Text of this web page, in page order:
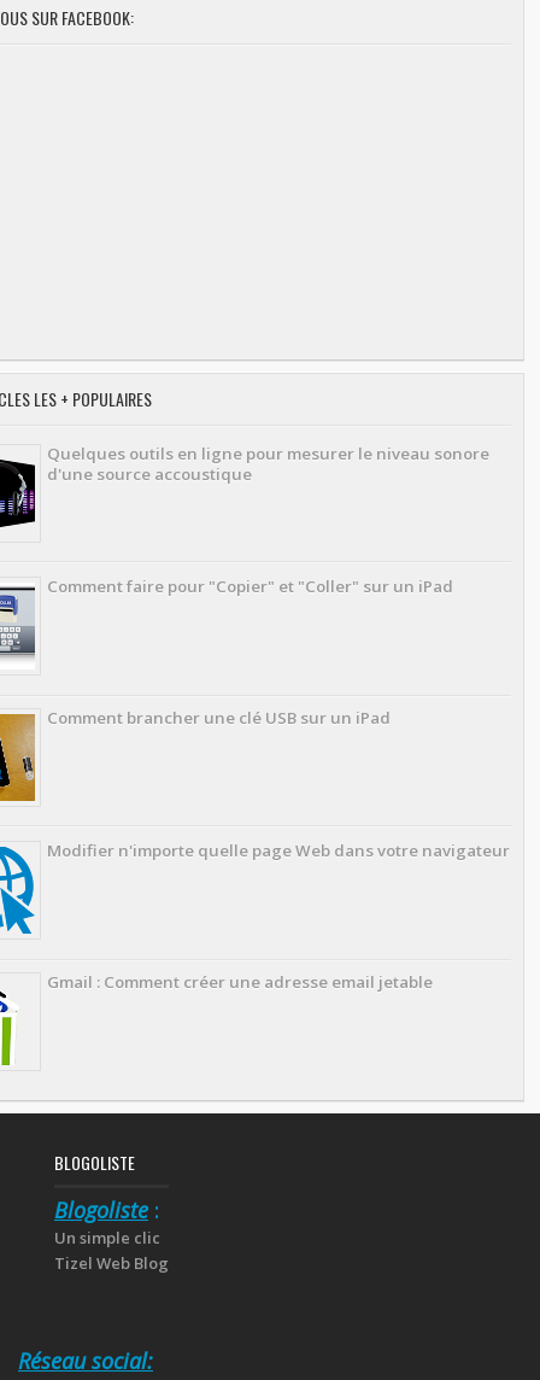
SUR FACEBOOK:
LES + POPULAIRES
Quelques outils en ligne pour mesurer le niveau sonore
d'une source accoustique
Comment faire pour "Copier" et "Coller" sur un iPad
Comment brancher une clé USB sur un iPad
Modifier n'importe quelle page Web dans votre navigateur
Gmail : Comment créer une adresse email jetable
BLOGOLISTE
Blogoliste :
Un simple clic
Tizel Web Blog
Réseau social: